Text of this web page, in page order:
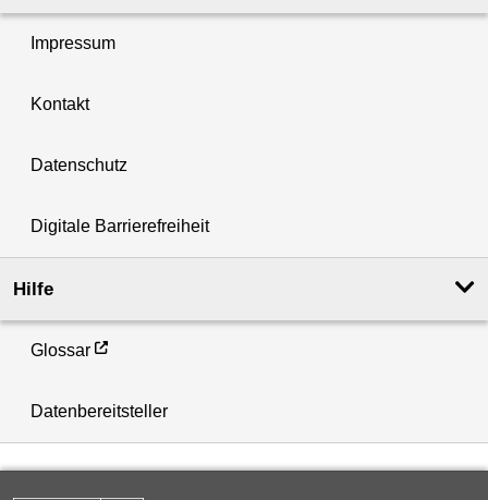
Impressum
Kontakt
Datenschutz
Digitale Barrierefreiheit
Hilfe
Glossar
Datenbereitsteller